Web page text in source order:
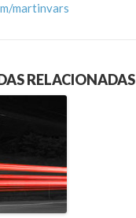
martinvars
RELACIONADAS